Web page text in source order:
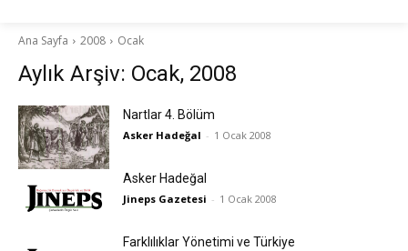
Ana Sayfa 2008 Ocak
Aylık Arşiv: Ocak, 2008
Nartlar 4. Bölüm
Asker Hadeğal - 1 Ocak 2008
Asker Hadeğal
Jineps Gazetesi - 1 Ocak 2008
Farklılıklar Yönetimi ve Türkiye